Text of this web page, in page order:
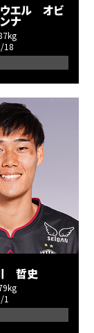
エル オビ
ンナ
18
哲史
1